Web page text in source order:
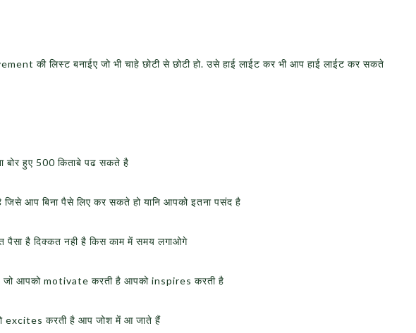
की लिस्ट बनाईए जो भी चाहे छोटी से छोटी हो. उसे हाई लाईट कर भी आप हाई लाईट कर सकते
बोर हुए 500 किताबे पढ सकते है
जिसे आप बिना पैसे लिए कर सकते हो यानि आपको इतना पसंद है
पैसा है दिक्कत नही है किस काम में समय लगाओगे
है जो आपको motivate करती है आपको inspires करती है
excites करती है आप जोश में आ जाते हैं